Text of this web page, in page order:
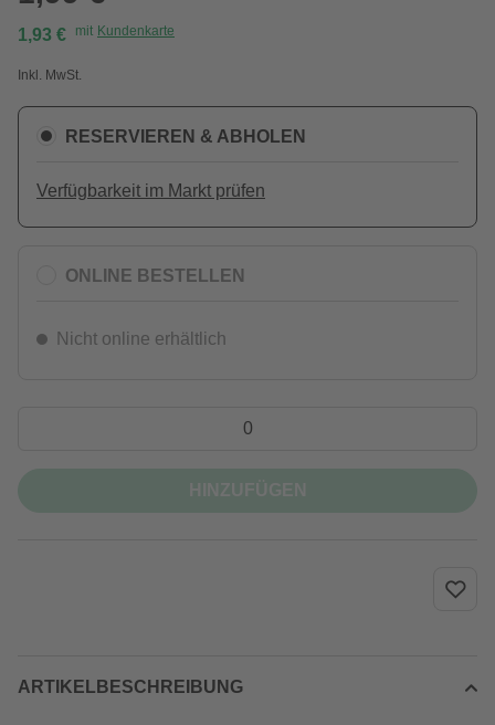
1,93 € mit Kundenkarte
Inkl. MwSt.
RESERVIEREN & ABHOLEN
Verfügbarkeit im Markt prüfen
ONLINE BESTELLEN
Nicht online erhältlich
ARTIKELBESCHREIBUNG